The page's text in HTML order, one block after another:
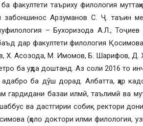
факултети таъриху филология
забоншинос Арзуманов С. Ҷ. таъин
– Бухоризода А.Л.,
дар факултети филология
Х. Асозода, М. Имомов, Б. Шарифов, Д.
ба уҳда доштанд. Аз соли 2016 то
ба дӯш дорад. Албатта, ҳар
гардидани базаи илмӣ, таълимӣ ва
ва дастгирии собиқ ректори
(ҳоло доктори илми филология,